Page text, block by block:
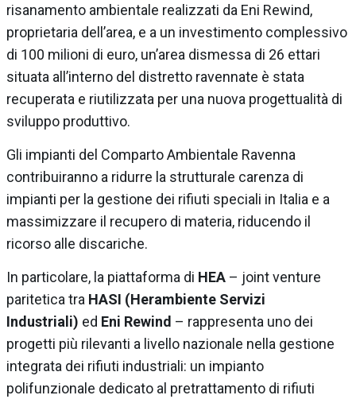
risanamento ambientale realizzati da Eni Rewind,
proprietaria dell’area, e a un investimento complessivo
di 100 milioni di euro, un’area dismessa di 26 ettari
situata all’interno del distretto ravennate è stata
recuperata e riutilizzata per una nuova progettualità di
sviluppo produttivo.
Gli impianti del Comparto Ambientale Ravenna
contribuiranno a ridurre la strutturale carenza di
impianti per la gestione dei rifiuti speciali in Italia e a
massimizzare il recupero di materia, riducendo il
ricorso alle discariche.
In particolare, la piattaforma di HEA – joint venture
paritetica tra HASI (Herambiente Servizi
Industriali) ed Eni Rewind – rappresenta uno dei
progetti più rilevanti a livello nazionale nella gestione
integrata dei rifiuti industriali: un impianto
polifunzionale dedicato al pretrattamento di rifiuti